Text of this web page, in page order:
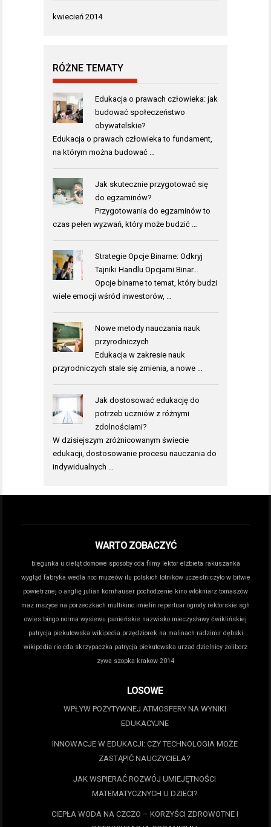
kwiecień 2014
RÓŻNE TEMATY
Edukacja o prawach człowieka: jak
budować społeczeństwo
obywatelskie?
Edukacja o prawach człowieka to fundament,
na którym można budować …
Jak skutecznie przygotować się
do egzaminów?
Przygotowania do egzaminów to
czas pełen wyzwań, który może budzić …
Strategie Opcje Binarne: Odkryj
Tajniki Handlu Opcjami Binar…
Opcje binarne to temat, który budzi
wiele emocji wśród inwestorów, …
Nowe metody nauczania nauk
przyrodniczych
Edukacja w zakresie nauk
przyrodniczych stale się zmienia, a nowe …
Jak dostosować edukację do
potrzeb uczniów z różnymi
zdolnościami?
W dzisiejszym zróżnicowanym świecie
edukacji, dostosowanie procesu nauczania do
indywidualnych …
WARTO ZOBACZYĆ
biegunka u cieląt domowe sposoby cda filmy lektor elżbieta rakuszanka
wygląd fabryka wedla noc muzeów ilu polskich lotników uczestniczyło w bitwie
powietrznej o anglię julian kornhauser pochodzenie kino włókniarz tomaszów
maz mszyce na porzeczkach multikino imielin repertuar ogrody rektorskie sgh
owies bingo norma wysiewu panieńskie nazwisko mieczysławy ćwiklińskiej
patrycja piekutowska wikipedia przędziorek na malinach radzimir dębski
wikipedia rio cda skrzypaczka patrycja piekutowska urzad dzielnicy zoliborz
zywa szopka krakow 2014
LOSOWE
WPŁYW POZYTYWNEJ ATMOSFERY NA WYNIKI
EDUKACYJNE
INNOWACJE W EDUKACJI: CZY TECHNOLOGIA MOŻE
ZASTĄPIĆ NAUCZYCIELA?
JAK WSPIERAĆ ROZWÓJ UMIEJĘTNOŚCI
MATEMATYCZNYCH U DZIECI?
CIEPŁA WODA NA CZCZO – KORZYŚCI ZDROWOTNE I